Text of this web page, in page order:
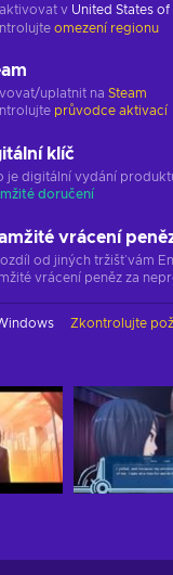
aktivovat v United States
omezení regionu
uplatnit na Steam
průvodce aktivací
klíč
je digitální vydání
doručení
vrácení
od jiných tržišť vám
vrácení peněz za
Zkontrolujte